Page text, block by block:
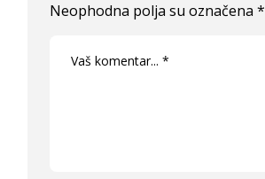
Neophodna polja su označena*